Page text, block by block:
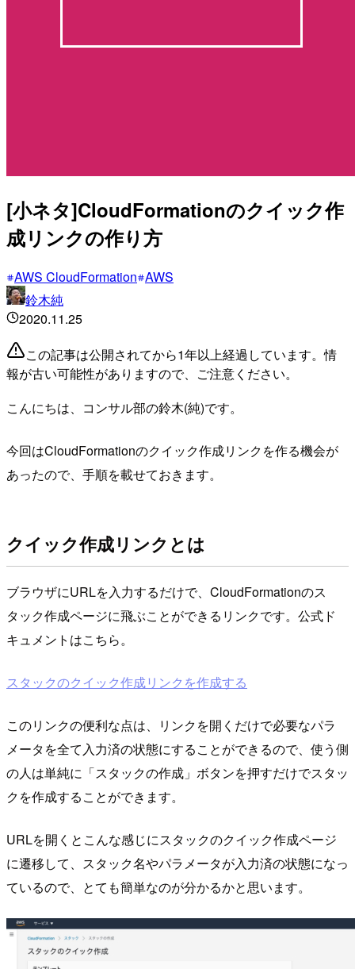
[小ネタ]CloudFormationのクイック作
成リンクの作り方
AWS CloudFormation AWS
鈴木純
2020.11.25
この記事は公開されてから1年以上経過しています。情
報が古い可能性がありますので、ご注意ください。
こんにちは、コンサル部の鈴木(純)です。
今回はCloudFormationのクイック作成リンクを作る機会が
あったので、手順を載せておきます。
クイック作成リンクとは
ブラウザにURLを入力するだけで、CloudFormationのス
タック作成ページに飛ぶことができるリンクです。公式ド
キュメントはこちら。
スタックのクイック作成リンクを作成する
このリンクの便利な点は、リンクを開くだけで必要なパラ
メータを全て入力済の状態にすることができるので、使う側
の人は単純に「スタックの作成」ボタンを押すだけでスタッ
クを作成することができます。
URLを開くとこんな感じにスタックのクイック作成ページ
に遷移して、スタック名やパラメータが入力済の状態になっ
ているので、とても簡単なのが分かるかと思います。